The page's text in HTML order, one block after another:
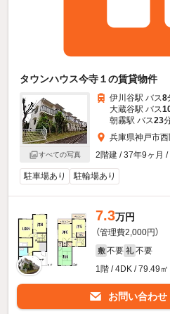
タウンハウス今寺１の賃貸物件
すべての写真
伊川谷駅 バス8
大蔵谷駅 バス
朝霧駅 バス23
兵庫県神戸市
2階建 / 37年9ヶ月 /
駐車場あり 駐輪場あり
7.3万円
（管理費2,000円）
敷 不要 礼 不要
1階 / 4DK / 79.49㎡
お問い合わせ